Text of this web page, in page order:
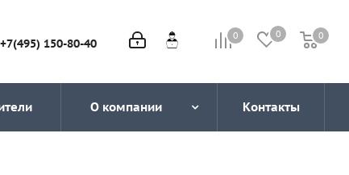
0 0 0
0
+7(495) 150-80-40
О компании Контакты